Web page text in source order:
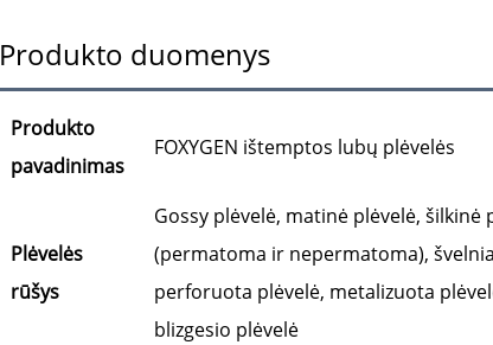
Produkto duomenys
Produkto
pavadinimas
FOXYGEN ištemptos lubų plėvelės
Plėvelės
rūšys
Gossy plėvelė, matinė plėvelė,
(permatoma ir nepermatoma),
perforuota plėvelė, metalizuota
blizgesio plėvelė